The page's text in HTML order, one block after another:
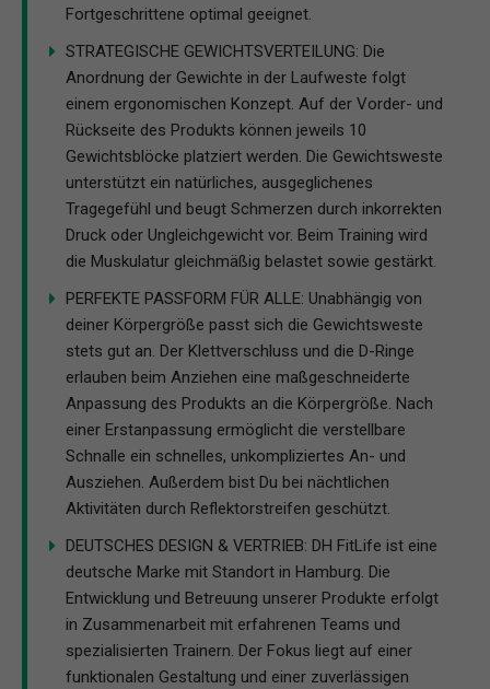
Fortgeschrittene optimal geeignet.
STRATEGISCHE GEWICHTSVERTEILUNG: Die
Anordnung der Gewichte in der Laufweste folgt
einem ergonomischen Konzept. Auf der Vorder- und
Rückseite des Produkts können jeweils 10
Gewichtsblöcke platziert werden. Die Gewichtsweste
unterstützt ein natürliches, ausgeglichenes
Tragegefühl und beugt Schmerzen durch inkorrekten
Druck oder Ungleichgewicht vor. Beim Training wird
die Muskulatur gleichmäßig belastet sowie gestärkt.
PERFEKTE PASSFORM FÜR ALLE: Unabhängig von
deiner Körpergröße passt sich die Gewichtsweste
stets gut an. Der Klettverschluss und die D-Ringe
erlauben beim Anziehen eine maßgeschneiderte
Anpassung des Produkts an die Körpergröße. Nach
einer Erstanpassung ermöglicht die verstellbare
Schnalle ein schnelles, unkompliziertes An- und
Ausziehen. Außerdem bist Du bei nächtlichen
Aktivitäten durch Reflektorstreifen geschützt.
DEUTSCHES DESIGN & VERTRIEB: DH FitLife ist eine
deutsche Marke mit Standort in Hamburg. Die
Entwicklung und Betreuung unserer Produkte erfolgt
in Zusammenarbeit mit erfahrenen Teams und
spezialisierten Trainern. Der Fokus liegt auf einer
funktionalen Gestaltung und einer zuverlässigen